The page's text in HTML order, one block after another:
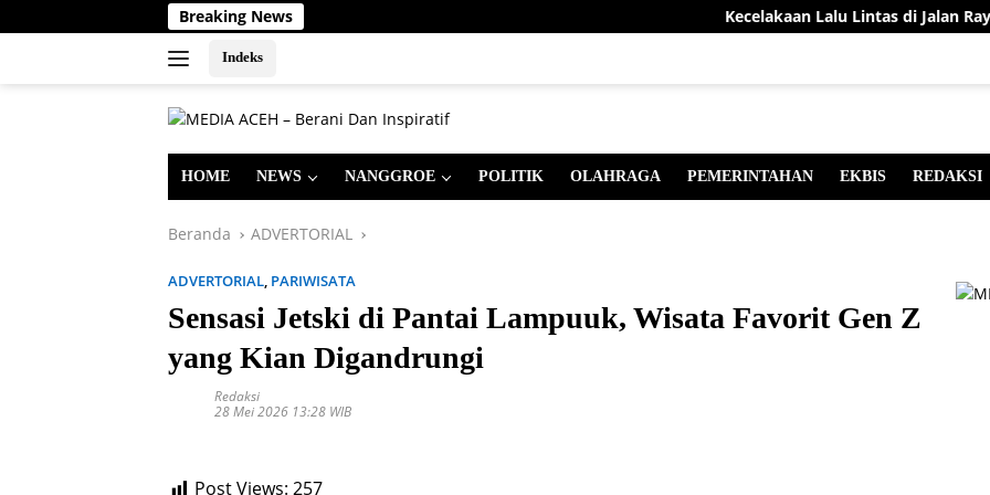
ke
Breaking News Kecelakaan Lalu Lintas di Jalan Raya,
Indeks
HOME NEWS NANGGROE POLITIK OLAHRAGA PEMERINTAHAN EKBIS REDAKSI
Beranda ADVERTORIAL
ADVERTORIAL, PARIWISATA
Sensasi Jetski di Pantai Lampuuk, Wisata Favorit Gen Z
yang Kian Digandrungi
Redaksi
28 Mei 2026 13:28 WIB
Post Views: 257